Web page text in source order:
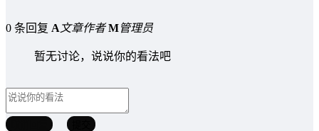
0 条回复 A文章作者 M管理员
暂无讨论，说说你的看法吧